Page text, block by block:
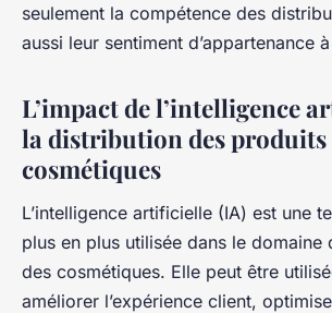
seulement la compétence des
aussi leur sentiment d’appartenance
L’impact de l’intelligence
la distribution des produits
cosmétiques
L’intelligence artificielle (IA) est une
plus en plus utilisée dans le domaine
des cosmétiques. Elle peut être
améliorer l’expérience client,